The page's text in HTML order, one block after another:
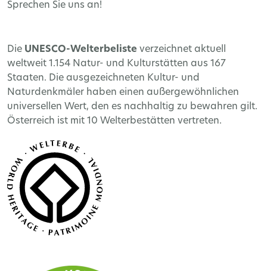
Sprechen Sie uns an!
Die UNESCO-Welterbeliste verzeichnet aktuell
weltweit 1.154 Natur- und Kulturstätten aus 167
Staaten. Die ausgezeichneten Kultur- und
Naturdenkmäler haben einen außergewöhnlichen
universellen Wert, den es nachhaltig zu bewahren gilt.
Österreich ist mit 10 Welterbestätten vertreten.